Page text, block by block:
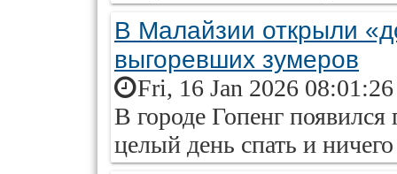
В Малайзии открыли
выгоревших зумеров
Fri, 16 Jan 2026
В городе Гопенг
целый день спать и